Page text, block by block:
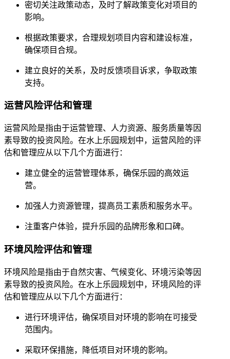
密切关注政策动态，及时了解政策变化对项目的
影响。
根据政策要求，合理规划项目内容和建设标准，
确保项目合规。
建立良好的关系，及时反馈项目诉求，争取政策
支持。
运营风险评估和管理
运营风险是指由于运营管理、人力资源、服务质量等因
素导致的投资风险。在水上乐园规划中，运营风险的评
估和管理应从以下几个方面进行：
建立健全的运营管理体系，确保乐园的高效运
营。
加强人力资源管理，提高员工素质和服务水平。
注重客户体验，提升乐园的品牌形象和口碑。
环境风险评估和管理
环境风险是指由于自然灾害、气候变化、环境污染等因
素导致的投资风险。在水上乐园规划中，环境风险的评
估和管理应从以下几个方面进行：
进行环境评估，确保项目对环境的影响在可接受
范围内。
采取环保措施，降低项目对环境的影响。